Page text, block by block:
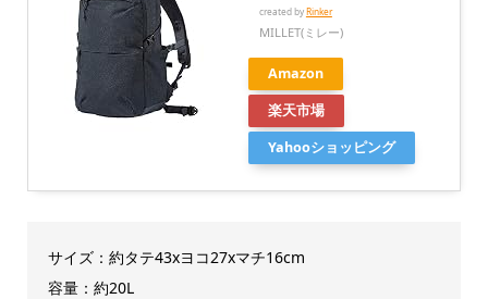
created byRinker
MILLET(ミレー)
Amazon
楽天市場
Yahooショッピング
サイズ：約タテ43xヨコ27xマチ16cm
容量：約20L